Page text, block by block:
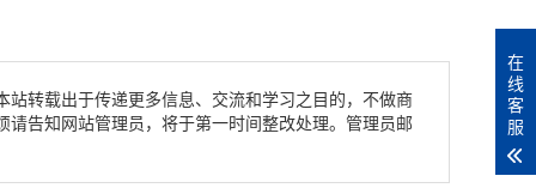
转载出于传递更多信息、交流和学习之目的，不做商
告知网站管理员，将于第一时间整改处理。管理员邮
在
线
客
服